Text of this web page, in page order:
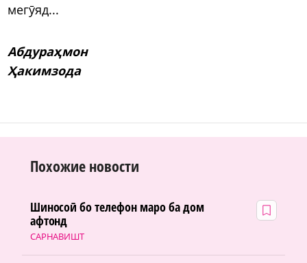
мегӯяд...
Абдураҳмон
Ҳакимзода
Похожие новости
САРНАВИШТ
Шиносоӣ бо телефон маро ба дом
афтонд